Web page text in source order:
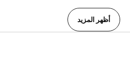
أظهر المزيد